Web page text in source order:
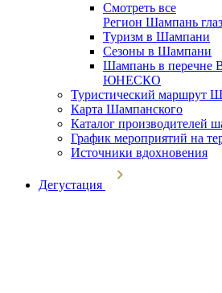
Смотреть все
Регион Шампань
Туризм в Шампани
Сезоны в Шампани
Шампань в перечне
ЮНЕСКО
Туристический маршрут
Карта Шампанского
Каталог производителей
График мероприятий на
Источники вдохновения
Дегустация